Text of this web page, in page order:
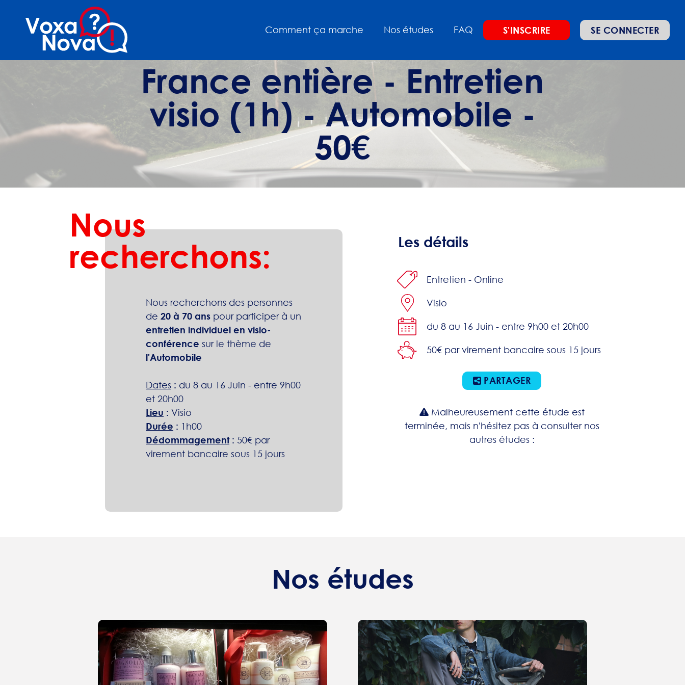
Comment ça marche Nos études FAQ S'INSCRIRE SE CONNECTER
France entière - Entretien
visio (1h) - Automobile -
50€
Nous
recherchons:
Nous recherchons des personnes
de 20 à 70 ans pour participer à un
entretien individuel en visio-
conférence sur le thème de
l'Automobile
Dates : du 8 au 16 Juin - entre 9h00
et 20h00
Lieu : Visio
Durée : 1h00
Dédommagement: 50€ par
virement bancaire sous 15 jours
Les détails
Entretien - Online
Visio
du 8 au 16 Juin - entre 9h00 et 20h00
50€ par virement bancaire sous 15 jours
PARTAGER
Malheureusement cette étude est
terminée, mais n'hésitez pas à consulter nos
autres études :
Nos études